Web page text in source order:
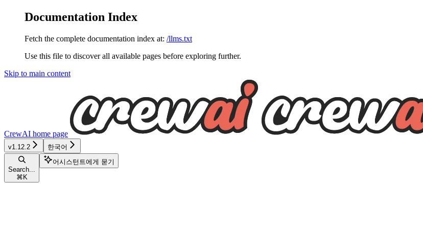
Documentation Index
Fetch the complete documentation index at: /llms.txt
Use this file to discover all available pages before exploring further.
Skip to main content
CrewAI home page
v1.12.2 한국어
Search...
⌘ K
어시스턴트에게 묻기